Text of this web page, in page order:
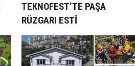
TEKNOFEST’TE PAŞA
RÜZGARI ESTİ